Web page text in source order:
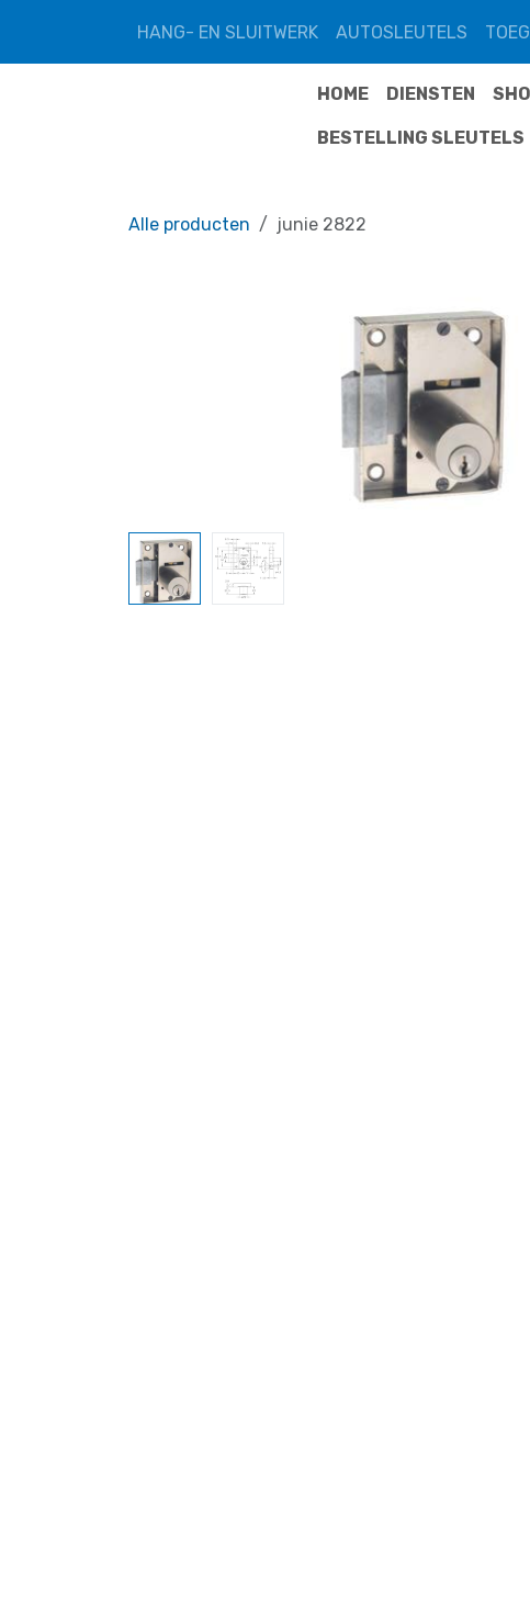
HANG- EN SLUITWERK
AUTOSLEUTELS
HOME DIENSTEN
BESTELLING SLEUTELS
Alle producten junie 2822